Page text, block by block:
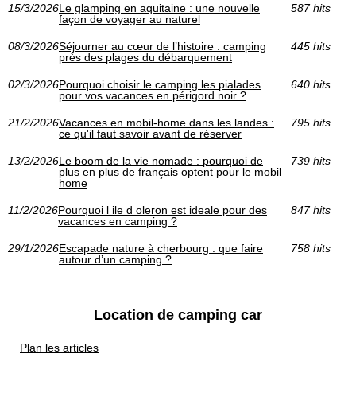
15/3/2026Le glamping en aquitaine : une nouvelle
façon de voyager au naturel
587 hits
08/3/2026Séjourner au cœur de l’histoire : camping
près des plages du débarquement
445 hits
02/3/2026Pourquoi choisir le camping les pialades
pour vos vacances en périgord noir ?
640 hits
21/2/2026Vacances en mobil-home dans les landes :
ce qu'il faut savoir avant de réserver
795 hits
13/2/2026Le boom de la vie nomade : pourquoi de
plus en plus de français optent pour le mobil
home
739 hits
11/2/2026Pourquoi l ile d oleron est ideale pour des
vacances en camping ?
847 hits
29/1/2026Escapade nature à cherbourg : que faire
autour d’un camping ?
758 hits
Location de camping car
Plan les articles